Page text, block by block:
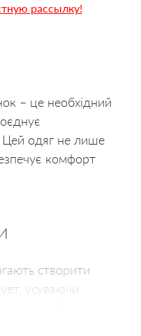
рассылку!
– це необхідний
Цей одяг не лише
комфорт
створити
усуваючи
форму